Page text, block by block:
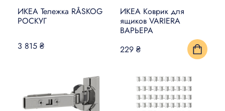
ИКЕА Тележка RÅSKOG
РОСКУГ
3 815 ₴
ИКЕА Коврик для
ящиков VARIERA
ВАРЬЕРА
229 ₴